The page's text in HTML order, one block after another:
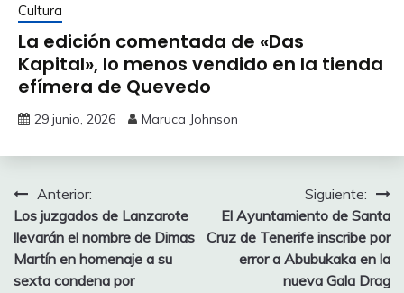
Cultura
La edición comentada de «Das
Kapital», lo menos vendido en la tienda
efímera de Quevedo
29 junio, 2026 Maruca Johnson
Navegación
de
entradas
Anterior:
Los juzgados de Lanzarote
llevarán el nombre de Dimas
Martín en homenaje a su
sexta condena por
Siguiente:
El Ayuntamiento de Santa
Cruz de Tenerife inscribe por
error a Abubukaka en la
nueva Gala Drag